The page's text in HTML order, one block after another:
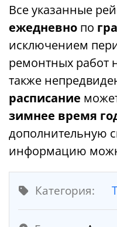
Все указанные
ежедневно по
исключением
ремонтных работ
также
расписание
зимнее время
дополнительную
информацию
Категория: